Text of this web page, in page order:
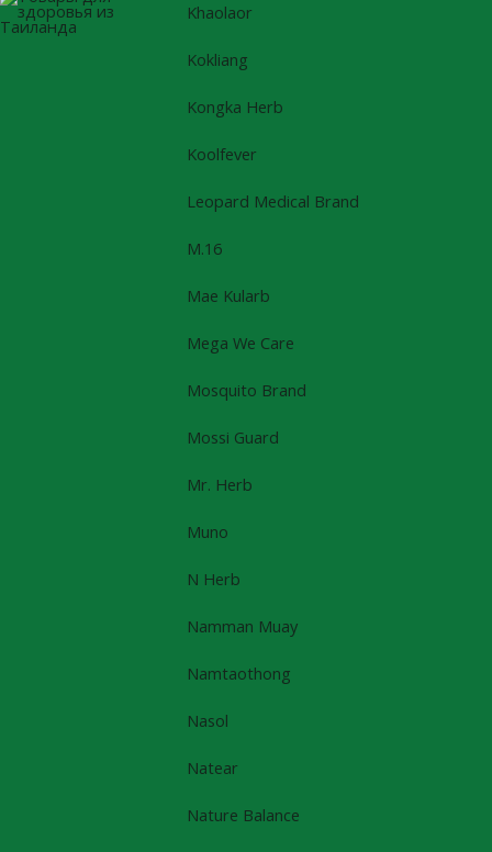
Khaolaor
Kokliang
Kongka Herb
Koolfever
Leopard Medical Brand
M.16
Mae Kularb
Mega We Care
Mosquito Brand
Mossi Guard
Mr. Herb
Muno
N Herb
Namman Muay
Namtaothong
Nasol
Natear
Nature Balance